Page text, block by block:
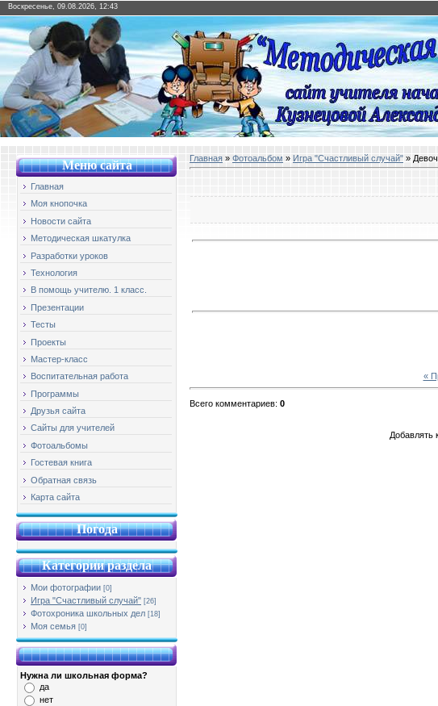
Воскресенье, 09.08.2026, 12:43
Меню сайта
Главная
Моя кнопочка
Новости сайта
Методическая шкатулка
Разработки уроков
Технология
В помощь учителю. 1 класс.
Презентации
Тесты
Проекты
Мастер-класс
Воспитательная работа
Программы
Друзья сайта
Сайты для учителей
Фотоальбомы
Гостевая книга
Обратная связь
Карта сайта
Погода
Категории раздела
Мои фотографии [0]
Игра "Счастливый случай" [26]
Фотохроника школьных дел [18]
Моя семья [0]
Нужна ли школьная форма?
да
нет
Главная » Фотоальбом » Игра "Счастливый случай" »
«
Всего комментариев: 0
Добавлять